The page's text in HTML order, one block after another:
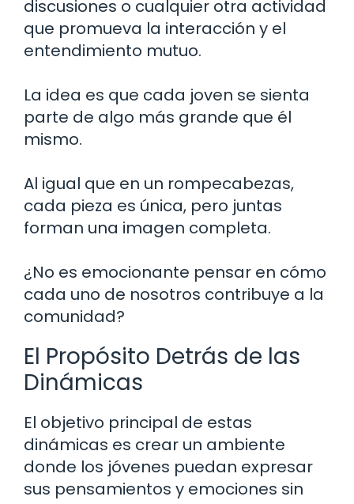
discusiones o cualquier otra actividad
que promueva la interacción y el
entendimiento mutuo.
La idea es que cada joven se sienta
parte de algo más grande que él
mismo.
Al igual que en un rompecabezas,
cada pieza es única, pero juntas
forman una imagen completa.
¿No es emocionante pensar en cómo
cada uno de nosotros contribuye a la
comunidad?
El Propósito Detrás de las
Dinámicas
El objetivo principal de estas
dinámicas es crear un ambiente
donde los jóvenes puedan expresar
sus pensamientos y emociones sin